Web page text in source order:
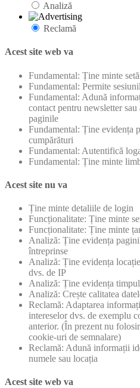
Analiză
Reclamă
Acest site web va
Fundamental: Ține minte
Fundamental: Permite
Fundamental: Adună
contact pentru newsletter
paginile
Fundamental: Ține evidența
cumpărături
Fundamental: Autentifică
Fundamental: Ține minte
Acest site nu va
Ține minte detaliile de login
Funcționalitate: Ține minte
Funcționalitate: Ține minte
Analiză: Ține evidența
întreprinse
Analiză: Ține evidența
dvs. de IP
Analiză: Ține evidența
Analiză: Crește calitatea
Reclamă: Adaptarea
intereselor dvs. de exemplu
anterior. (În prezent nu
cookie-uri de semnalare)
Reclamă: Adună informații
numele sau locația
Acest site web va